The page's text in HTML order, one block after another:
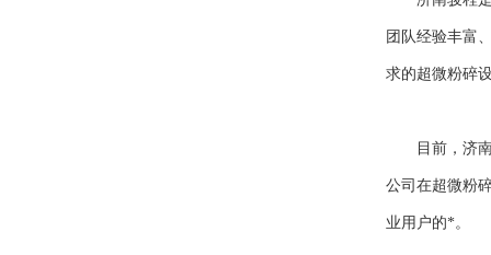
团队经验丰富
求的超微粉碎
目前，济南
公司在超微粉
业用户的*。